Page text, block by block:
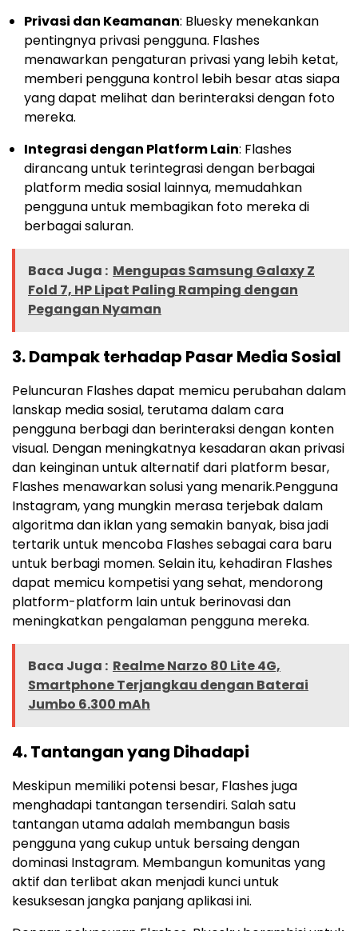
Privasi dan Keamanan: Bluesky menekankan
pentingnya privasi pengguna. Flashes
menawarkan pengaturan privasi yang lebih ketat,
memberi pengguna kontrol lebih besar atas siapa
yang dapat melihat dan berinteraksi dengan foto
mereka.
Integrasi dengan Platform Lain: Flashes
dirancang untuk terintegrasi dengan berbagai
platform media sosial lainnya, memudahkan
pengguna untuk membagikan foto mereka di
berbagai saluran.
Baca Juga : Mengupas Samsung Galaxy Z
Fold 7, HP Lipat Paling Ramping dengan
Pegangan Nyaman
3.Dampak terhadap Pasar Media Sosial
Peluncuran Flashes dapat memicu perubahan dalam
lanskap media sosial, terutama dalam cara
pengguna berbagi dan berinteraksi dengan konten
visual. Dengan meningkatnya kesadaran akan privasi
dan keinginan untuk alternatif dari platform besar,
Flashes menawarkan solusi yang menarik.Pengguna
Instagram, yang mungkin merasa terjebak dalam
algoritma dan iklan yang semakin banyak, bisa jadi
tertarik untuk mencoba Flashes sebagai cara baru
untuk berbagi momen. Selain itu, kehadiran Flashes
dapat memicu kompetisi yang sehat, mendorong
platform-platform lain untuk berinovasi dan
meningkatkan pengalaman pengguna mereka.
Baca Juga : Realme Narzo 80 Lite 4G,
Smartphone Terjangkau dengan Baterai
Jumbo 6.300 mAh
4.Tantangan yang Dihadapi
Meskipun memiliki potensi besar, Flashes juga
menghadapi tantangan tersendiri. Salah satu
tantangan utama adalah membangun basis
pengguna yang cukup untuk bersaing dengan
dominasi Instagram. Membangun komunitas yang
aktif dan terlibat akan menjadi kunci untuk
kesuksesan jangka panjang aplikasi ini.